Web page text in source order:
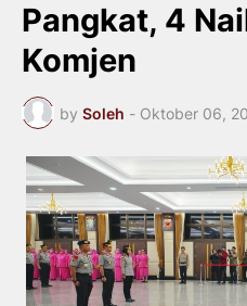
Pangkat, 4
Komjen
by Soleh - Oktober 06,